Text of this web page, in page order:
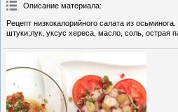
Описание материала:
Рецепт низкокалорийного салата из
штуки;лук, уксус хереса, масло, соль, острая